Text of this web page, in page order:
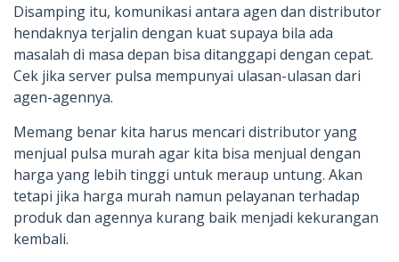
Disamping itu, komunikasi antara agen dan distributor
hendaknya terjalin dengan kuat supaya bila ada
masalah di masa depan bisa ditanggapi dengan cepat.
Cek jika server pulsa mempunyai ulasan-ulasan dari
agen-agennya.
Memang benar kita harus mencari distributor yang
menjual pulsa murah agar kita bisa menjual dengan
harga yang lebih tinggi untuk meraup untung. Akan
tetapi jika harga murah namun pelayanan terhadap
produk dan agennya kurang baik menjadi kekurangan
kembali.